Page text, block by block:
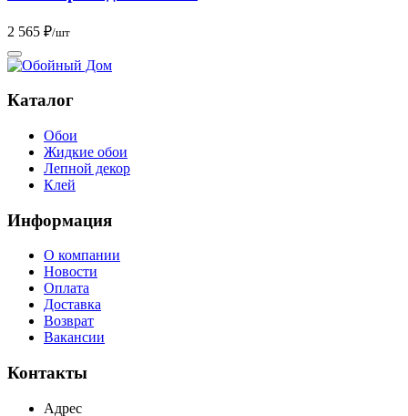
2 565 ₽/шт
Каталог
Обои
Жидкие обои
Лепной декор
Клей
Информация
О компании
Новости
Оплата
Доставка
Возврат
Вакансии
Контакты
Адрес